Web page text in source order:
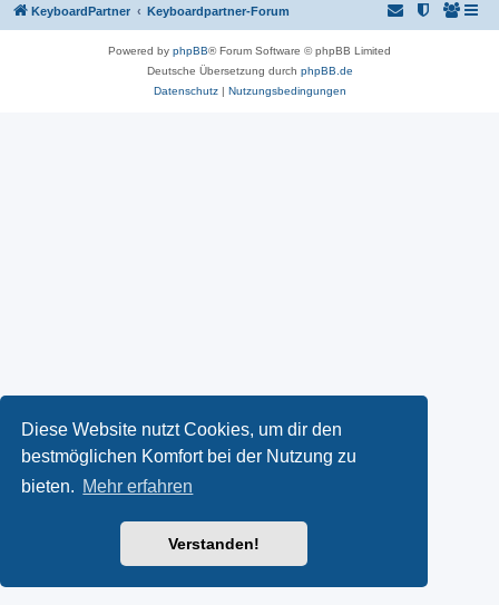
Diese Website nutzt Cookies, um dir den
bestmöglichen Komfort bei der Nutzung zu
bieten. Mehr erfahren
Verstanden!
KeyboardPartner Keyboardpartner-Forum
Powered by phpBB® Forum Software © phpBB Limited
Deutsche Übersetzung durch phpBB.de
Datenschutz| Nutzungsbedingungen